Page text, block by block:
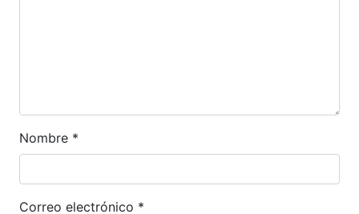
Nombre *
Correo electrónico *